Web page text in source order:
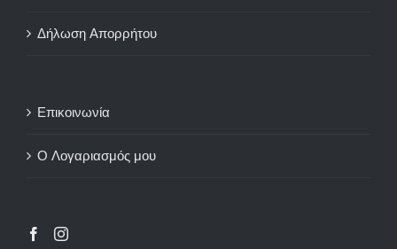
Δήλωση Απορρήτου
Επικοινωνία
Ο Λογαριασμός μου